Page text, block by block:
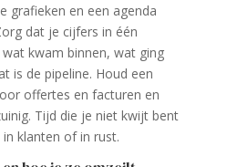
grafieken en een agenda
dat je cijfers in één
kwam binnen, wat ging
is de pipeline. Houd een
offertes en facturen en
Tijd die je niet kwijt bent
klanten of in rust.